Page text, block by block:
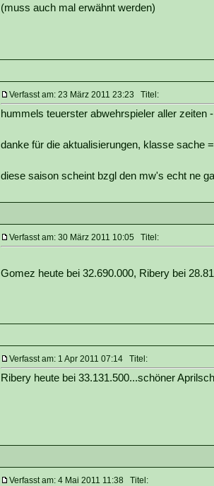
(muss auch mal erwähnt werden)
Verfasst am: 23 März 2011 23:23 Titel:
hummels teuerster abwehrspieler aller
danke für die aktualisierungen, klasse sache
diese saison scheint bzgl den mw's echt ne
Verfasst am: 30 März 2011 10:05 Titel:
Gomez heute bei 32.690.000, Ribery bei
Verfasst am: 1 Apr 2011 07:14 Titel:
Ribery heute bei 33.131.500...schöner
Verfasst am: 4 Mai 2011 11:38 Titel: